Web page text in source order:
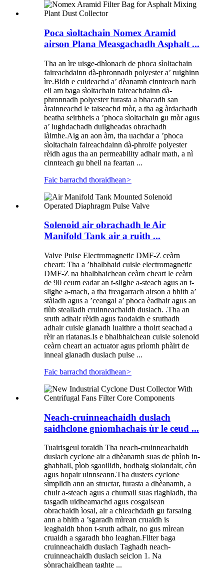
Poca sìoltachain Nomex Aramid
airson Plana Measgachadh Asphalt ...
Tha an ìre uisge-dhìonach de phoca sìoltachain
faireachdainn dà-phronnadh polyester a’ ruighinn
ìre.Bidh e cuideachd a’ dèanamh cinnteach nach
eil am baga sìoltachain faireachdainn dà-
phronnadh polyester furasta a bhacadh san
àrainneachd le taiseachd mòr, a tha ag àrdachadh
beatha seirbheis a ’phoca sìoltachain gu mòr agus
a’ lughdachadh duilgheadas obrachadh
làimhe.Aig an aon àm, tha uachdar a ’phoca
sìoltachain faireachdainn dà-phroife polyester
rèidh agus tha an permeability adhair math, a nì
cinnteach gu bheil na feartan ...
Faic barrachd thoraidhean>
Solenoid air obrachadh le Air
Manifold Tank air a ruith ...
Valve Pulse Electromagnetic DMF-Z ceàrn
cheart: Tha a ’bhalbhaid cuisle electromagnetic
DMF-Z na bhalbhaichean ceàrn cheart le ceàrn
de 90 ceum eadar an t-slighe a-steach agus an t-
slighe a-mach, a tha freagarrach airson a bhith a’
stàladh agus a ’ceangal a’ phoca èadhair agus an
tiùb stealladh cruinneachaidh duslach. .Tha an
sruth adhair rèidh agus faodaidh e sruthadh
adhair cuisle glanadh luaithre a thoirt seachad a
rèir an riatanas.Is e bhalbhaichean cuisle solenoid
ceàrn cheart an actuator agus prìomh phàirt de
inneal glanadh duslach pulse ...
Faic barrachd thoraidhean>
Neach-cruinneachaidh duslach
saidhclone gnìomhachais ùr le ceud ...
Tuairisgeul toraidh Tha neach-cruinneachaidh
duslach cyclone air a dhèanamh suas de phìob in-
ghabhail, pìob sgaoilidh, bodhaig siolandair, còn
agus hopair uinnseann.Tha dusters cyclone
sìmplidh ann an structar, furasta a dhèanamh, a
chuir a-steach agus a chumail suas riaghladh, tha
tasgadh uidheamachd agus cosgaisean
obrachaidh ìosal, air a chleachdadh gu farsaing
ann a bhith a ’sgaradh mìrean cruaidh is
leaghaidh bhon t-sruth adhair, no gus mìrean
cruaidh a sgaradh bho leaghan.Filter baga
cruinneachaidh duslach Taghadh neach-
cruinneachaidh duslach seiclon 1. Na
sònrachaidhean taghte ...